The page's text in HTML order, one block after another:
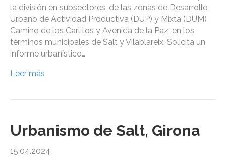
la división en subsectores, de las zonas de Desarrollo
Urbano de Actividad Productiva (DUP) y Mixta (DUM)
Camino de los Carlitos y Avenida de la Paz, en los
términos municipales de Salt y Vilablareix. Solicita un
informe urbanístico…
Leer más
Urbanismo de Salt, Girona
15.04.2024